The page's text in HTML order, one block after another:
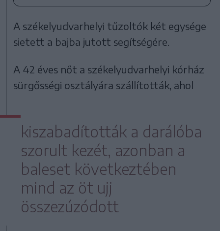
A székelyudvarhelyi tűzoltók két egysége
sietett a bajba jutott segítségére.
A 42 éves nőt a székelyudvarhelyi kórház
sürgősségi osztályára szállították, ahol
kiszabadították a darálóba
szorult kezét, azonban a
baleset következtében
mind az öt ujj
összezúzódott